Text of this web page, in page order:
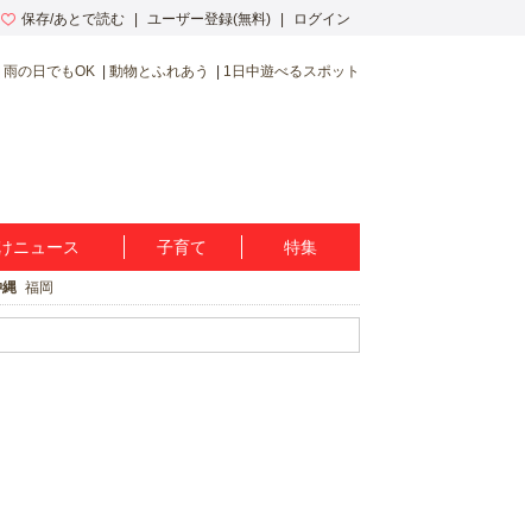
保存/あとで読む ユーザー登録(無料) ログイン
雨の日でもOK 動物とふれあう 1日中遊べるスポット
ニュース 子育て 特集
福岡